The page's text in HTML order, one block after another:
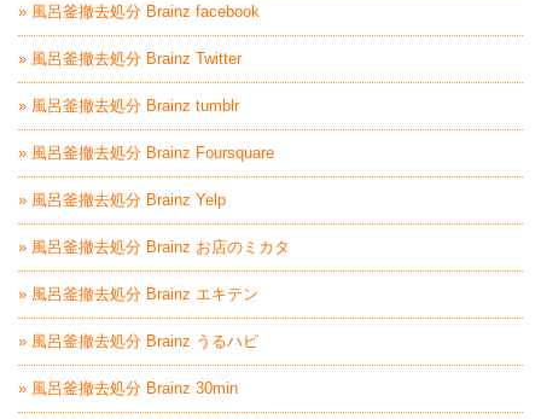
» 風呂釜撤去処分 Brainz facebook
» 風呂釜撤去処分 Brainz Twitter
» 風呂釜撤去処分 Brainz tumblr
» 風呂釜撤去処分 Brainz Foursquare
» 風呂釜撤去処分 Brainz Yelp
» 風呂釜撤去処分 Brainz お店のミカタ
» 風呂釜撤去処分 Brainz エキテン
» 風呂釜撤去処分 Brainz うるハピ
» 風呂釜撤去処分 Brainz 30min